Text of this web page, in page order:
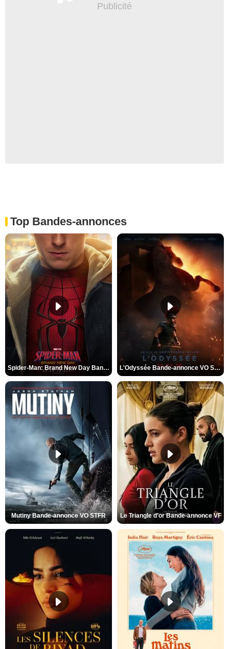
Top Bandes-annonces
Spider-Man: Brand New Day Bande-annonce VO STFR L'Odyssée Bande-annonce VO STFR
Mutiny Bande-annonce VO STFR Le Triangle d'or Bande-annonce VF